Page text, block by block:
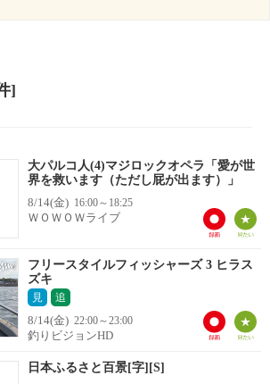
]
大パルコ人(4)マジロックオペラ「愛が世
界を救います（ただし屁が出ます）」
8/14(金) 16:00～18:25
ＷＯＷＯＷライブ
フリースタイルフィッシャーズ 3 ヒラス
ズキ
見 追
8/14(金) 22:00～23:00
釣りビジョンHD
日本ふるさと百景[字][S]